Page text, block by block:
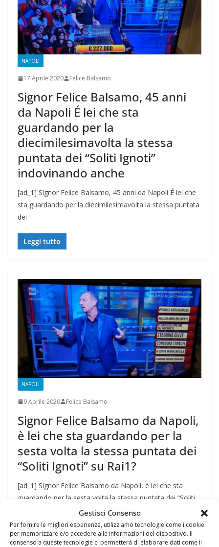
Gestisci Consenso
Per fornire le migliori esperienze, utilizziamo tecnologie come i cookie
per memorizzare e/o accedere alle informazioni del dispositivo. Il
consenso a queste tecnologie ci permetterà di elaborare dati come il
NAPOLI
17 Aprile 2020 Felice Balsamo
Signor Felice Balsamo, 45 anni
da Napoli É lei che sta
guardando per la
diecimilesimavolta la stessa
puntata dei “Soliti Ignoti”
indovinando anche
[ad_1] Signor Felice Balsamo, 45 anni da Napoli É lei che
sta guardando per la diecimilesimavolta la stessa puntata
dei
Leggi tutto
NAPOLI
9 Aprile 2020 Felice Balsamo
Signor Felice Balsamo da Napoli,
è lei che sta guardando per la
sesta volta la stessa puntata dei
“Soliti Ignoti” su Rai1?
[ad_1] Signor Felice Balsamo da Napoli, è lei che sta
guardando per la sesta volta la stessa puntata dei “Soliti
Leggi tutto